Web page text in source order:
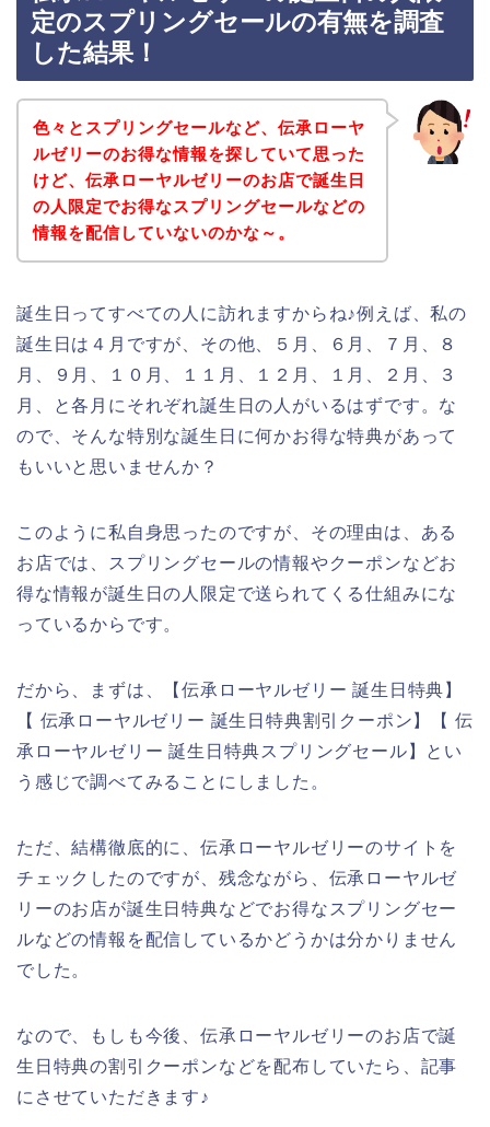
定のスプリングセールの有無を調査
した結果！
色々とスプリングセールなど、伝承ローヤ
ルゼリーのお得な情報を探していて思った
けど、伝承ローヤルゼリーのお店で誕生日
の人限定でお得なスプリングセールなどの
情報を配信していないのかな～。
誕生日ってすべての人に訪れますからね♪例えば、私の
誕生日は４月ですが、その他、５月、６月、７月、８
月、９月、１０月、１１月、１２月、１月、２月、３
月、と各月にそれぞれ誕生日の人がいるはずです。な
ので、そんな特別な誕生日に何かお得な特典があって
もいいと思いませんか？
このように私自身思ったのですが、その理由は、ある
お店では、スプリングセールの情報やクーポンなどお
得な情報が誕生日の人限定で送られてくる仕組みにな
っているからです。
だから、まずは、【伝承ローヤルゼリー 誕生日特典】
【 伝承ローヤルゼリー 誕生日特典割引クーポン】【 伝
承ローヤルゼリー 誕生日特典スプリングセール】とい
う感じで調べてみることにしました。
ただ、結構徹底的に、伝承ローヤルゼリーのサイトを
チェックしたのですが、残念ながら、伝承ローヤルゼ
リーのお店が誕生日特典などでお得なスプリングセー
ルなどの情報を配信しているかどうかは分かりません
でした。
なので、もしも今後、伝承ローヤルゼリーのお店で誕
生日特典の割引クーポンなどを配布していたら、記事
にさせていただきます♪